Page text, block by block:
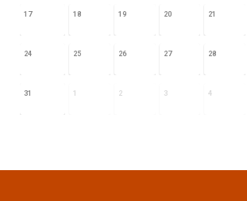
17 18 19 20 21
24 25 26 27 28
31 1 2 3 4